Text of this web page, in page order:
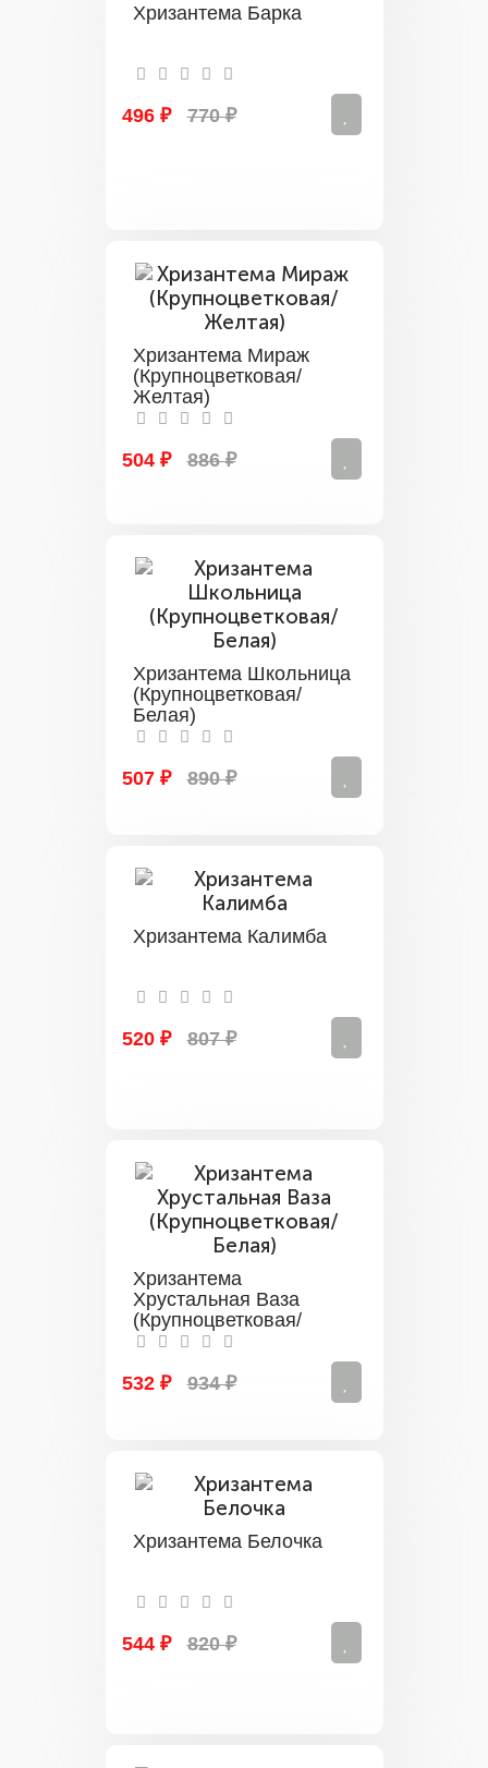
Хризантема Барка
496 ₽ 770 ₽
Хризантема Мираж
(Крупноцветковая/
Желтая)
504 ₽ 886 ₽
Хризантема Школьница
(Крупноцветковая/
Белая)
507 ₽ 890 ₽
Хризантема Калимба
520 ₽ 807 ₽
Хризантема
Хрустальная Ваза
(Крупноцветковая/
Белая)
532 ₽
934 ₽
Хризантема Белочка
544 ₽ 820 ₽